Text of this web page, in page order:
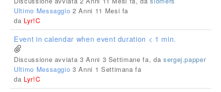
Ultimo Messaggio 2 Anni 11 Mesi fa
da Lyr!C
Event in calendar when event duration < 1 min.
Discussione avviata 3 Anni 3 Settimane fa, da sergej.papper
Ultimo Messaggio 3 Anni 1 Settimana fa
da Lyr!C